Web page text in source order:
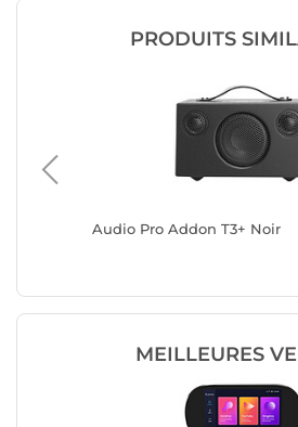
PRODUITS
Audio Pro Addon T3+ Noir
MEILLEURES